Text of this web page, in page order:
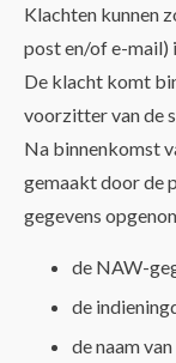
Klachten kunnen
post en/of e-mail)
De klacht komt
voorzitter van de
Na binnenkomst
gemaakt door de
gegevens
de NAW-
de
de naam